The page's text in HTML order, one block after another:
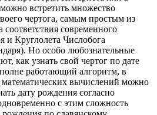
встретить множество
чертога, самым простым из
соответствия современного
и Круглолета Числобога
Но особо любознательные
как узнать свой чертог по дате
работающий алгоритм, в
вычислений можно
дату рождения согласно
с этим сложность